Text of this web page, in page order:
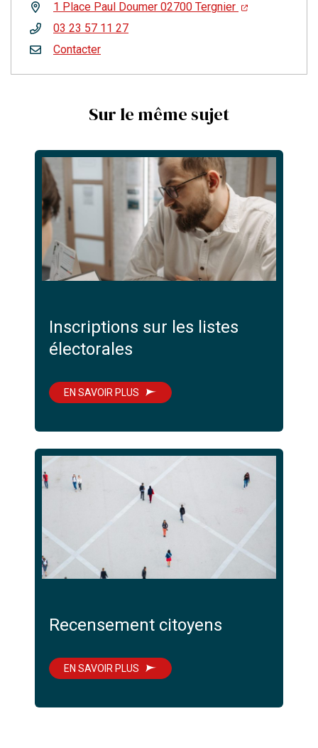
1 Place Paul Doumer 02700 Tergnier
03 23 57 11 27
Contacter
Sur le même sujet
Inscriptions sur les listes
électorales
EN SAVOIR PLUS
Recensement citoyens
EN SAVOIR PLUS